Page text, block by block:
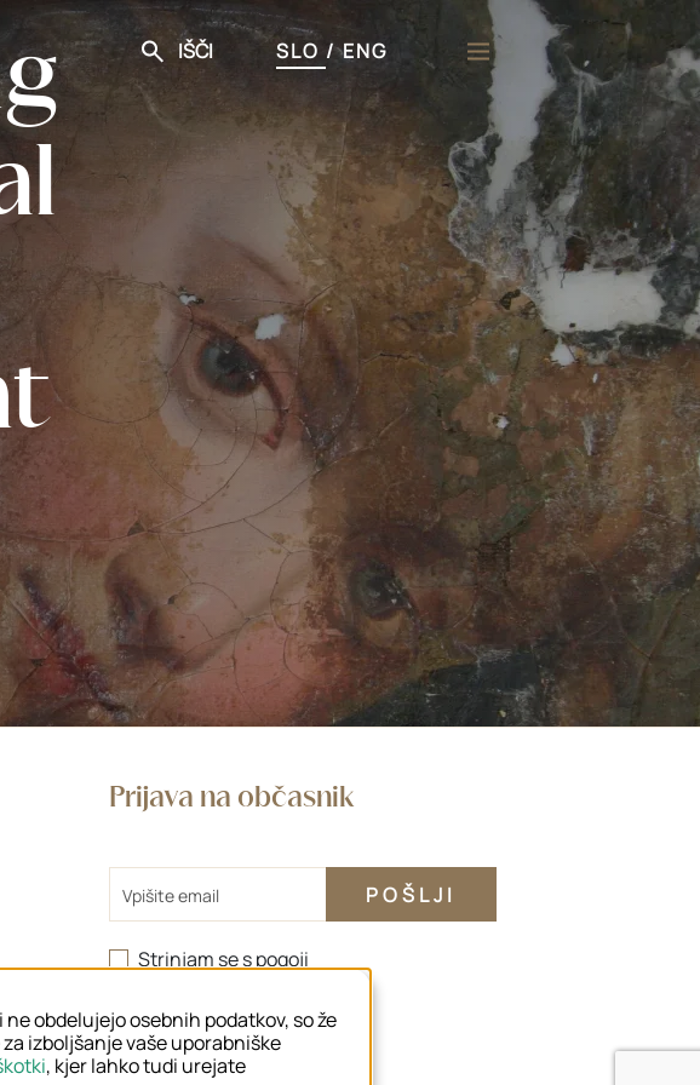
IŠČI
Išči
SLO / ENG
Prijava na občasnik
Strinjam se spogoji
obdelujejo osebnih podatkov, so že
izboljšanje vaše uporabniške
, kjer lahko tudi urejate